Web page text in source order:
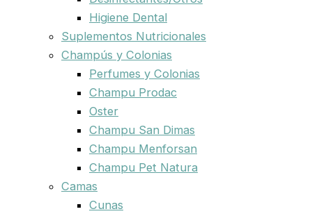
Higiene Dental
Suplementos Nutricionales
Champús y Colonias
Perfumes y Colonias
Champu Prodac
Oster
Champu San Dimas
Champu Menforsan
Champu Pet Natura
Camas
Cunas